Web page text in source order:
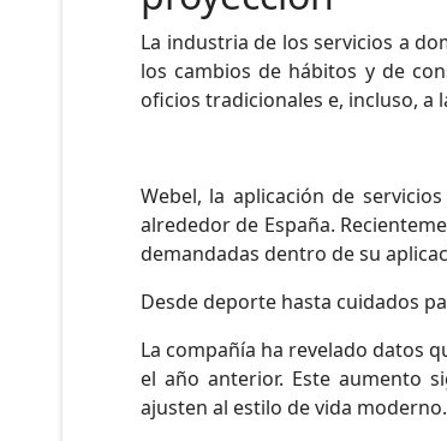
La industria de los servicios a
los cambios de hábitos y de
oficios tradicionales e, incluso, a
Webel, la aplicación de
alrededor de España.
demandadas dentro de su
Desde deporte hasta cuidados
La compañía ha revelado datos
el año anterior. Este aumento
ajusten al estilo de vida moderno.